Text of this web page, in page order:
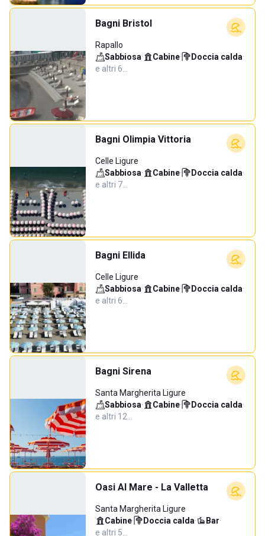
Bagni Bristol
Rapallo
Sabbiosa· Cabine· Doccia calda·
e altri 6…
Bagni Olimpia Vittoria
Celle Ligure
Sabbiosa· Cabine· Doccia calda·
e altri 7…
Bagni Ellida
Celle Ligure
Sabbiosa· Cabine· Doccia calda·
e altri 6…
Bagni Sirena
Santa Margherita Ligure
Sabbiosa· Cabine· Doccia calda·
e altri 12…
Oasi Al Mare - La Valletta
Santa Margherita Ligure
Cabine· Doccia calda· Bar·
e altri 5…